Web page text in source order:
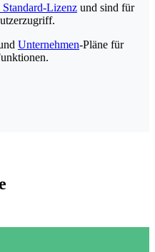
Standard-Lizenz und sind für
Unternehmen-Pläne für